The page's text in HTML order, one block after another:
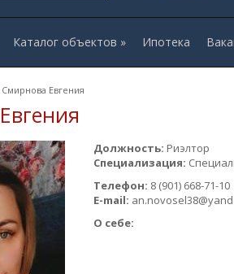
Каталог объектов » Ипотека
Смирнова Евгения
Должность: Риэлтор
Специализация:
Телефон: 8 (901) 668-71-10
E-mail:
О себе: